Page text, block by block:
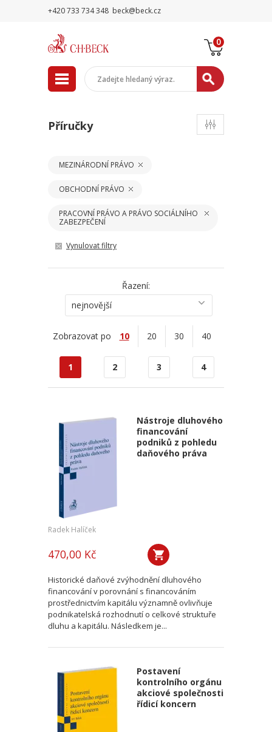
+420 733 734 348 beck@beck.cz
0
Příručky
MEZINÁRODNÍ PRÁVO
OBCHODNÍ PRÁVO
PRACOVNÍ PRÁVO A PRÁVO SOCIÁLNÍHO
ZABEZPEČENÍ
Vynulovat filtry
Řazení:
nejnovější
Zobrazovat po 10 20 30 40
1 2 3 4
Nástroje dluhového
financování
podniků z pohledu
daňového práva
Radek Halíček
470,00 Kč
Historické daňové zvýhodnění dluhového
financování v porovnání s financováním
prostřednictvím kapitálu významně ovlivňuje
podnikatelská rozhodnutí o celkové struktuře
dluhu a kapitálu. Následkem je...
Postavení
kontrolního orgánu
akciové společnosti
řídicí koncern